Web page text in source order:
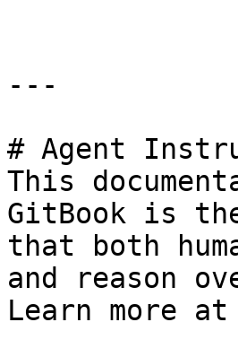
---
# Agent
This
GitBook is
that both
and reason
Learn more